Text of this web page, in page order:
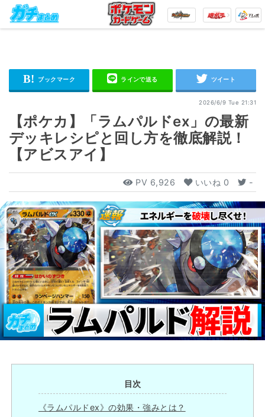
2026/6/9 Tue 21:31
【ポケカ】「ラムパルドex」の最新
デッキレシピと回し方を徹底解説！
【アビスアイ】
PV 6,926 いいね 0 -
目次
《ラムパルドex》の効果・強みとは？